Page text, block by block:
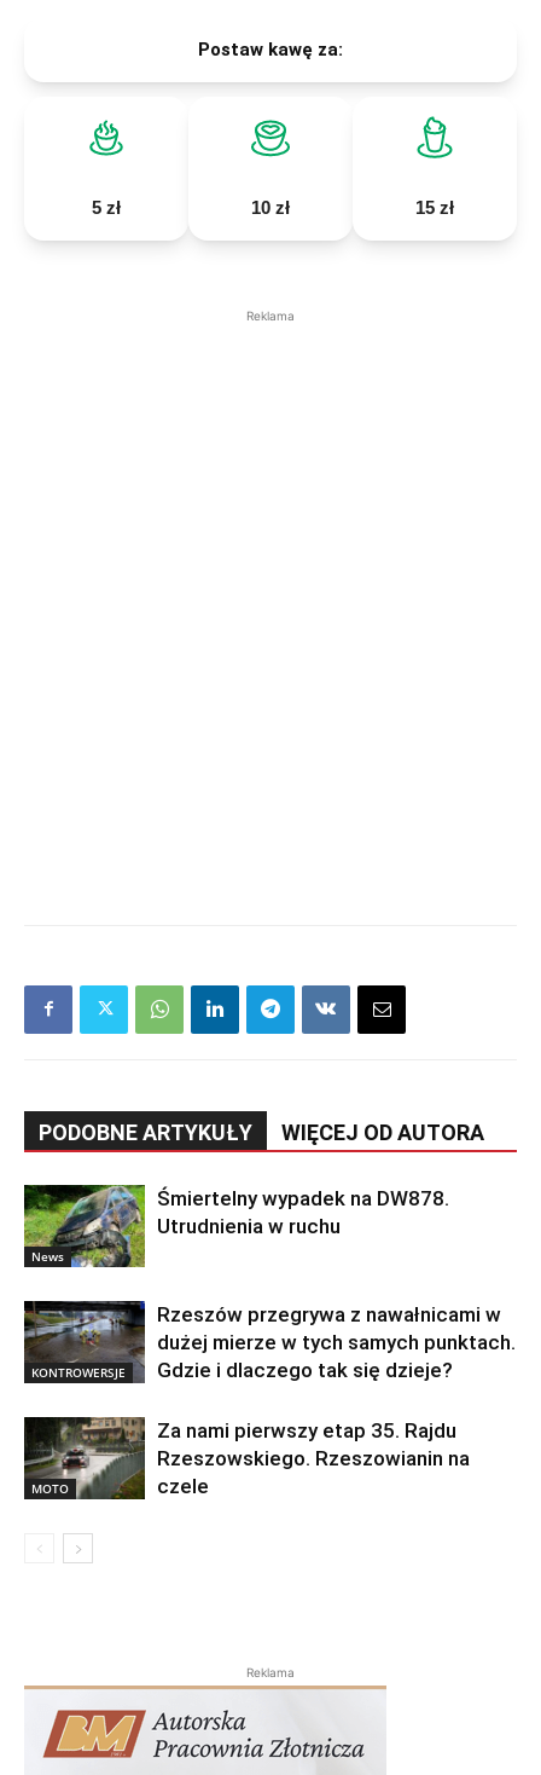
Postaw kawę za:
5 zł 10 zł 15 zł
Reklama
PODOBNE ARTYKUŁY WIĘCEJ OD AUTORA
News
Śmiertelny wypadek na DW878.
Utrudnienia w ruchu
KONTROWERSJE
Rzeszów przegrywa z nawałnicami w
dużej mierze w tych samych punktach.
Gdzie i dlaczego tak się dzieje?
MOTO
Za nami pierwszy etap 35. Rajdu
Rzeszowskiego. Rzeszowianin na
czele
Reklama